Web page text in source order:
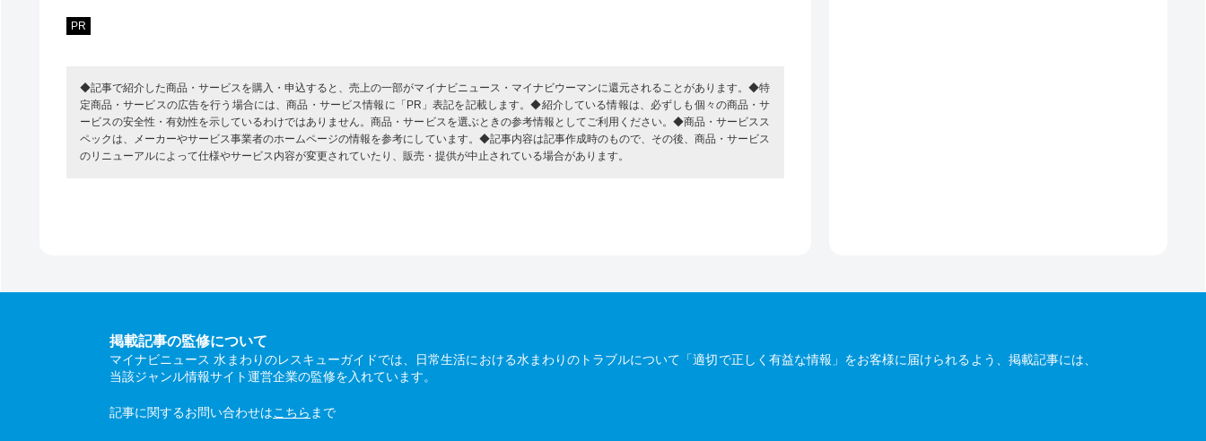
PR
◆記事で紹介した商品・サービスを購入・申込すると、売上の一部がマイナビニュース・マイナビウーマンに還元されることがあります。◆特
定商品・サービスの広告を行う場合には、商品・サービス情報に「PR」表記を記載します。◆紹介している情報は、必ずしも個々の商品・サ
ービスの安全性・有効性を示しているわけではありません。商品・サービスを選ぶときの参考情報としてご利用ください。◆商品・サービスス
ペックは、メーカーやサービス事業者のホームページの情報を参考にしています。◆記事内容は記事作成時のもので、その後、商品・サービス
のリニューアルによって仕様やサービス内容が変更されていたり、販売・提供が中止されている場合があります。
掲載記事の監修について
マイナビニュース 水まわりのレスキューガイドでは、日常生活における水まわりのトラブルについて「適切で正しく有益な情報」をお客様に届けられるよう、掲載記事には、
当該ジャンル情報サイト運営企業の監修を入れています。
記事に関するお問い合わせはこちら まで